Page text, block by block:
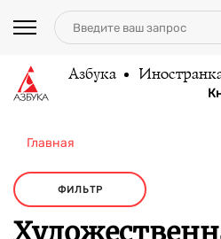
Азбука
Главная
ФИЛЬТР